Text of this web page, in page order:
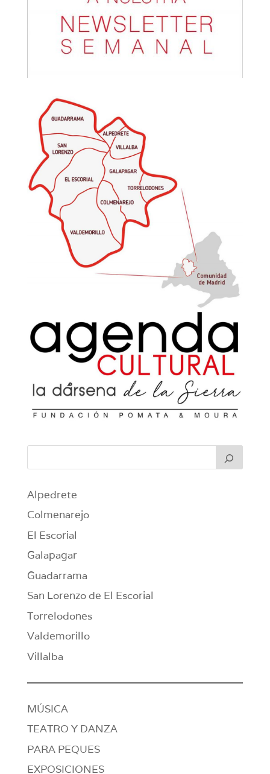
Alpedrete
Colmenarejo
El Escorial
Galapagar
Guadarrama
San Lorenzo de El Escorial
Torrelodones
Valdemorillo
Villalba
MÚSICA
TEATRO Y DANZA
PARA PEQUES
EXPOSICIONES